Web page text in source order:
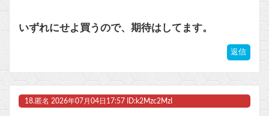
いずれにせよ買うので、期待はしてます。
返信
18. 匿名 2026年07月04日17:57 ID:k2Mzc2MzI